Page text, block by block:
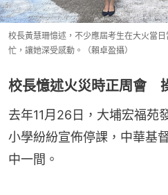
校長黃慧珊憶述，不少應屆考生在大火當
忙，讓她深受感動。（賴卓盈攝）
校長憶述火災時正周會
去年11月26日，大埔宏福苑
小學紛紛宣佈停課，中華基
中一間。